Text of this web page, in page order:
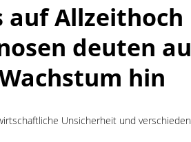
auf Allzeithoch
deuten
hin
Unsicherheit und